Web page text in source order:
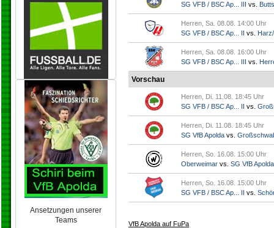
Ansetzungen unserer
Teams
SG VFB / BSC Ap... III vs.
Herren, Sa. 08.08. 14:00 Uhr
SG VFB / BSC Ap... II vs.
Herren, Sa. 08.08. 16:00 Uhr
SG VFB / BSC Ap... III vs.
Vorschau
Herren, Di. 11.08. 18:45 Uhr
SG VFB / BSC Ap... II vs.
Herren, Di. 11.08. 18:45 Uhr
SG VfB Apolda vs.
Herren, So. 16.08. 15:00 Uhr
Oberweimar vs. SG VfB Apolda
Herren, So. 16.08. 15:00 Uhr
SG VFB / BSC Ap... II vs.
VfB Apolda auf FuPa